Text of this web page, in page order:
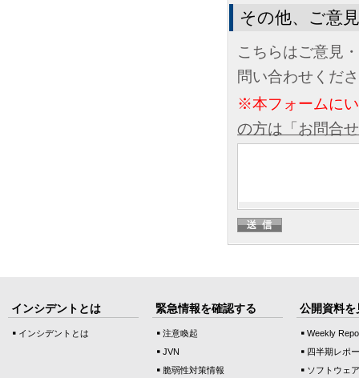
その他、ご意
こちらはご意見
問い合わせくだ
※本フォームに
の方は「お問合
インシデントとは
インシデントとは
緊急情報を確認する
注意喚起
JVN
脆弱性対策情報
公開資料を
Weekly
四半期レポ
ソフトウェ